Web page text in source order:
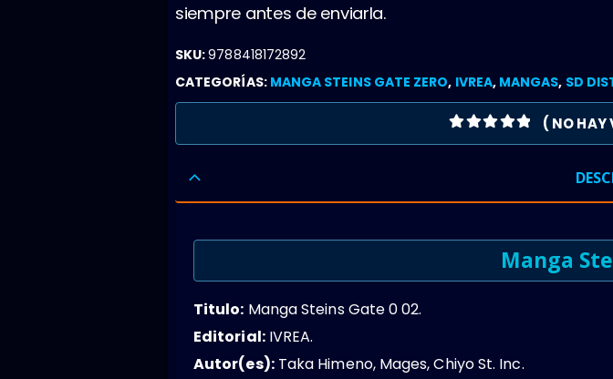
siempre antes de enviarla.
SKU:9788418172892
CATEGORÍAS: MANGA STEINS GATE ZERO, IVREA, MANGAS, SD
( NO HAY
Manga
Titulo: Manga Steins Gate 0 02.
Editorial:IVREA.
Autor(es):Taka Himeno, Mages, Chiyo St. Inc.